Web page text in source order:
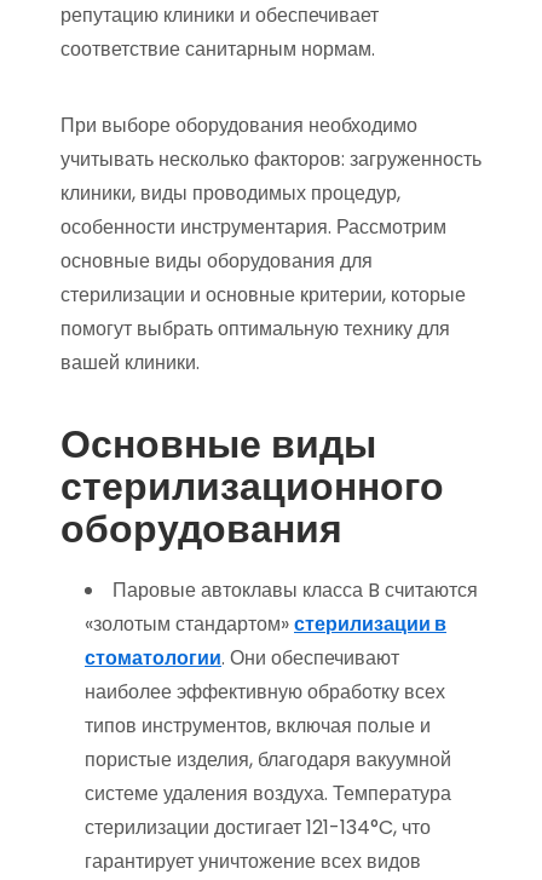
репутацию клиники и обеспечивает
соответствие санитарным нормам.
При выборе оборудования необходимо
учитывать несколько факторов: загруженность
клиники, виды проводимых процедур,
особенности инструментария. Рассмотрим
основные виды оборудования для
стерилизации и основные критерии, которые
помогут выбрать оптимальную технику для
вашей клиники.
Основные виды
стерилизационного
оборудования
Паровые автоклавы класса B считаются
«золотым стандартом»стерилизации в
стоматологии. Они обеспечивают
наиболее эффективную обработку всех
типов инструментов, включая полые и
пористые изделия, благодаря вакуумной
системе удаления воздуха. Температура
стерилизации достигает 121-134°C, что
гарантирует уничтожение всех видов